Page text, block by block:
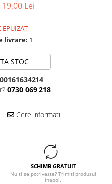
19,00 Lei
EPUIZAT
livrare: 1
STOC
0730 069 218
Cere informatii
SCHIMB GRATUIT
Nu ti se potriveste? Trimiti produsul
inapoi.